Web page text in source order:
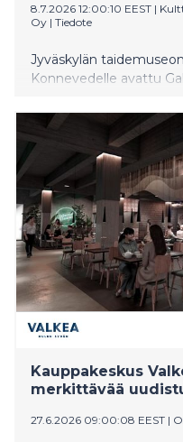
8.7.2026 12:00:10 EEST |
Oy | Tiedote
Jyväskylän
Konnevedelle avattu
taidekokoelmista ja
samanaikaisest
viikkoon ja
toteutettu yhteistyössä
vietetään 18.–20.7.2026.
Kauppakeskus
merkittävää
27.6.2026 09:00:08 EEST |